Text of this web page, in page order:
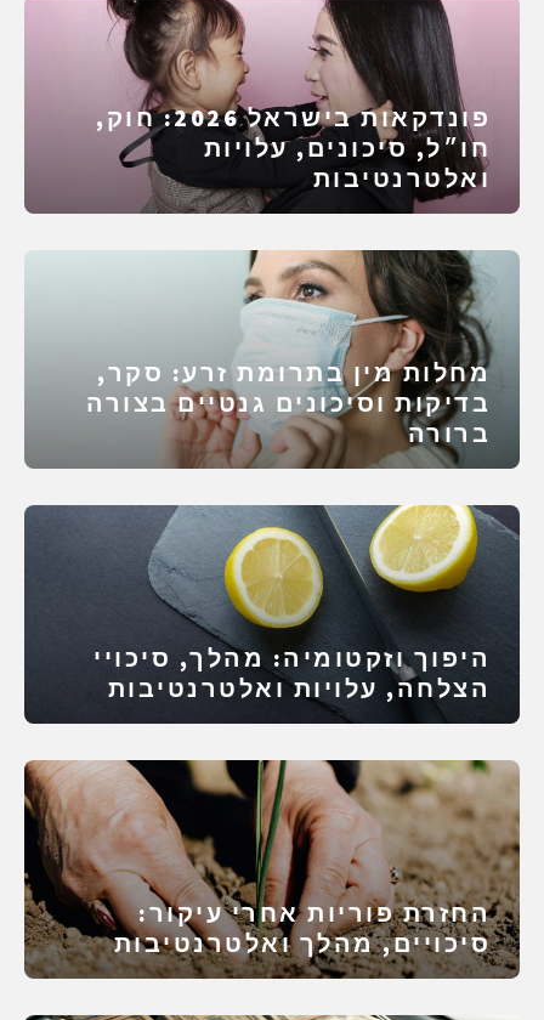
פונדקאות בישראל 2026: חוק,
חו״ל, סיכונים, עלויות
ואלטרנטיבות
מחלות מין בתרומת זרע: סקר,
בדיקות וסיכונים גנטיים בצורה
ברורה
היפוך וזקטומיה: מהלך, סיכויי
הצלחה, עלויות ואלטרנטיבות
החזרת פוריות אחרי עיקור:
סיכויים, מהלך ואלטרנטיבות